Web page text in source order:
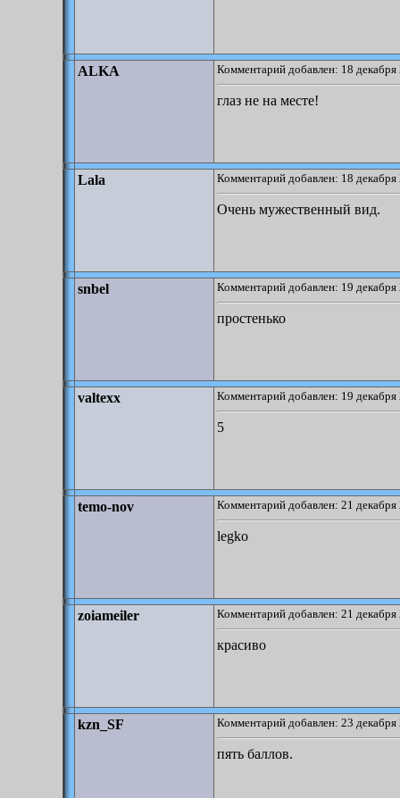
ALKA Комментарий добавлен: 18
глаз не на месте!
Lala Комментарий добавлен: 18
Очень мужественный вид.
snbel Комментарий добавлен: 19
простенько
valtexx Комментарий добавлен: 19
5
temo-nov Комментарий добавлен: 21
legko
zoiameiler Комментарий добавлен: 21
красиво
kzn_SF Комментарий добавлен: 23
пять баллов.